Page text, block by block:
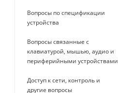
Вопросы по спецификации
устройства
Вопросы связанные с
клавиатурой, мышью, аудио и
периферийными устройствами
Доступ к сети, контроль и
другие вопросы